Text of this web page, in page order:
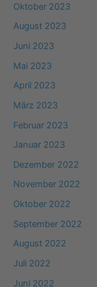
Oktober 2023
August 2023
Juni 2023
Mai 2023
April 2023
März 2023
Februar 2023
Januar 2023
Dezember 2022
November 2022
Oktober 2022
September 2022
August 2022
Juli 2022
Juni 2022